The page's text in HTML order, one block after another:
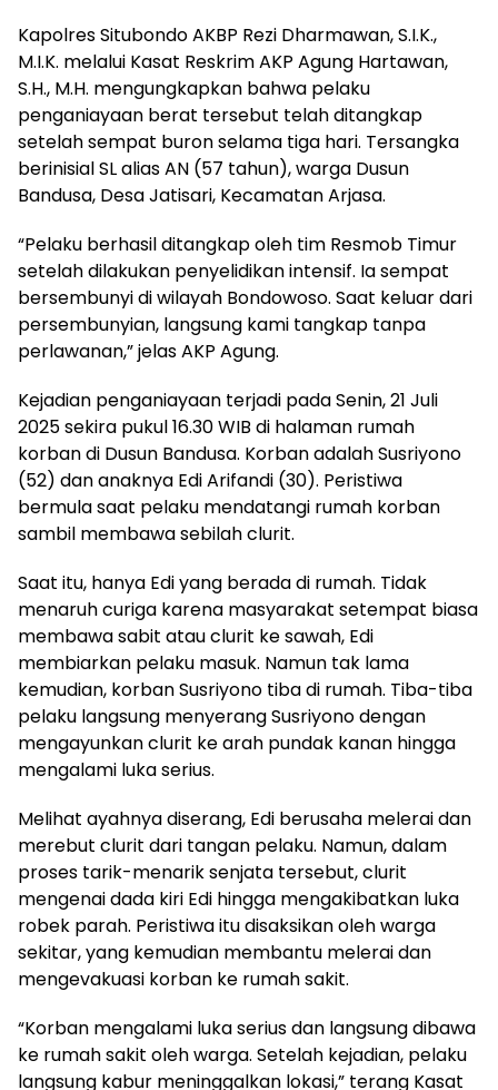
Kapolres Situbondo AKBP Rezi Dharmawan, S.I.K.,
M.I.K. melalui Kasat Reskrim AKP Agung Hartawan,
S.H., M.H. mengungkapkan bahwa pelaku
penganiayaan berat tersebut telah ditangkap
setelah sempat buron selama tiga hari. Tersangka
berinisial SL alias AN (57 tahun), warga Dusun
Bandusa, Desa Jatisari, Kecamatan Arjasa.
“Pelaku berhasil ditangkap oleh tim Resmob Timur
setelah dilakukan penyelidikan intensif. Ia sempat
bersembunyi di wilayah Bondowoso. Saat keluar dari
persembunyian, langsung kami tangkap tanpa
perlawanan,” jelas AKP Agung.
Kejadian penganiayaan terjadi pada Senin, 21 Juli
2025 sekira pukul 16.30 WIB di halaman rumah
korban di Dusun Bandusa. Korban adalah Susriyono
(52) dan anaknya Edi Arifandi (30). Peristiwa
bermula saat pelaku mendatangi rumah korban
sambil membawa sebilah clurit.
Saat itu, hanya Edi yang berada di rumah. Tidak
menaruh curiga karena masyarakat setempat biasa
membawa sabit atau clurit ke sawah, Edi
membiarkan pelaku masuk. Namun tak lama
kemudian, korban Susriyono tiba di rumah. Tiba-tiba
pelaku langsung menyerang Susriyono dengan
mengayunkan clurit ke arah pundak kanan hingga
mengalami luka serius.
Melihat ayahnya diserang, Edi berusaha melerai dan
merebut clurit dari tangan pelaku. Namun, dalam
proses tarik-menarik senjata tersebut, clurit
mengenai dada kiri Edi hingga mengakibatkan luka
robek parah. Peristiwa itu disaksikan oleh warga
sekitar, yang kemudian membantu melerai dan
mengevakuasi korban ke rumah sakit.
“Korban mengalami luka serius dan langsung dibawa
ke rumah sakit oleh warga. Setelah kejadian, pelaku
langsung kabur meninggalkan lokasi,” terang Kasat